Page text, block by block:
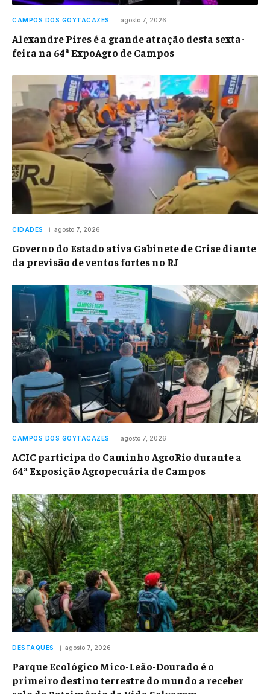
CAMPOS DOS GOYTACAZES agosto 7, 2026
Alexandre Pires é a grande atração desta sexta-
feira na 64ª ExpoAgro de Campos
CIDADES agosto 7, 2026
Governo do Estado ativa Gabinete de Crise diante
da previsão de ventos fortes no RJ
CAMPOS DOS GOYTACAZES agosto 7, 2026
ACIC participa do Caminho AgroRio durante a
64ª Exposição Agropecuária de Campos
DESTAQUES agosto 7, 2026
Parque Ecológico Mico-Leão-Dourado é o
primeiro destino terrestre do mundo a receber